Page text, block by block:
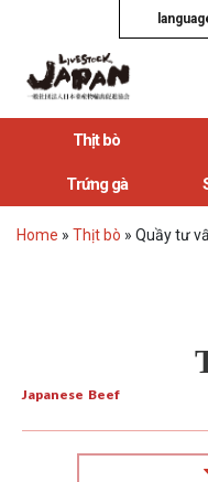
Thịt bò
Trứng gà
Home » Thịt bò » Quầy tư
Japanese Beef